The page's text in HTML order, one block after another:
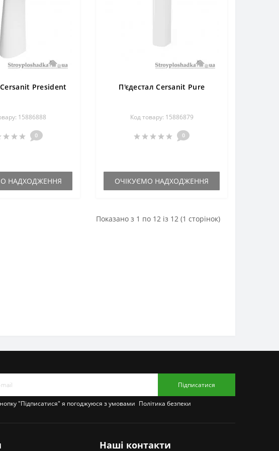
President
15886888
0
НАДХОДЖЕННЯ
П'єдестал Cersanit Pure
Код товару: 15886879
0
ОЧІКУЄМО НАДХОДЖЕННЯ
Показано з 1 по 12 із 12 (1 сторінок)
Підписатися
"Підписатися" я погоджуюся з умовами Політика безпеки
Наші контакти